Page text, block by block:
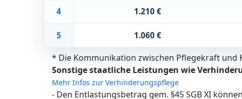
4 1.210 €
5 1.060 €
* Die Kommunikation zwischen Pflegekraft
Sonstige staatliche Leistungen wie
Mehr Infos zur Verhinderungspflege
- Den Entlastungsbetrag gem. §45 SGB XI